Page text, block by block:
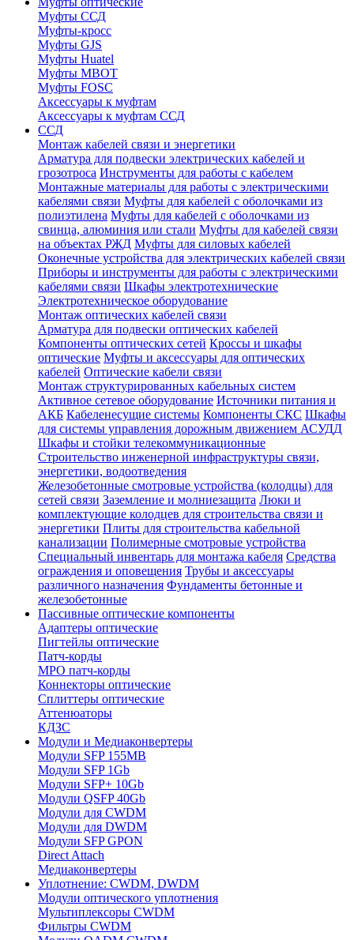
Муфты ССД
Муфты-кросс
Муфты GJS
Муфты Huatel
Муфты МВОТ
Муфты FOSC
Аксессуары к муфтам
Аксессуары к муфтам ССД
ССД
Монтаж кабелей связи и энергетики
Арматура для подвески электрических кабелей и
грозотроса Инструменты для работы с кабелем
Монтажные материалы для работы с электрическими
кабелями связи Муфты для кабелей с оболочками из
полиэтилена Муфты для кабелей с оболочками из
свинца, алюминия или стали Муфты для кабелей связи
на объектах РЖД Муфты для силовых кабелей
Оконечные устройства для электрических кабелей связи
Приборы и инструменты для работы с электрическими
кабелями связи Шкафы электротехнические
Электротехническое оборудование
Монтаж оптических кабелей связи
Арматура для подвески оптических кабелей
Компоненты оптических сетей Кроссы и шкафы
оптические Муфты и аксессуары для оптических
кабелей Оптические кабели связи
Монтаж структурированных кабельных систем
Активное сетевое оборудование Источники питания и
АКБ Кабеленесущие системы Компоненты СКС Шкафы
для системы управления дорожным движением АСУДД
Шкафы и стойки телекоммуникационные
Строительство инженерной инфраструктуры связи,
энергетики, водоотведения
Железобетонные смотровые устройства (колодцы) для
сетей связи Заземление и молниезащита Люки и
комплектующие колодцев для строительства связи и
энергетики Плиты для строительства кабельной
канализации Полимерные смотровые устройства
Специальный инвентарь для монтажа кабеля Средства
ограждения и оповещения Трубы и аксессуары
различного назначения Фундаменты бетонные и
железобетонные
Пассивные оптические компоненты
Адаптеры оптические
Пигтейлы оптические
Патч-корды
MPO патч-корды
Коннекторы оптические
Сплиттеры оптические
Аттенюаторы
КДЗС
Модули и Медиаконвертеры
Модули SFP 155MB
Модули SFP 1Gb
Модули SFP+ 10Gb
Модули QSFP 40Gb
Модули для CWDM
Модули для DWDM
Модули SFP GPON
Direct Attach
Медиаконвертеры
Уплотнение: CWDM, DWDM
Модули оптического уплотнения
Мультиплексоры CWDM
Фильтры CWDM